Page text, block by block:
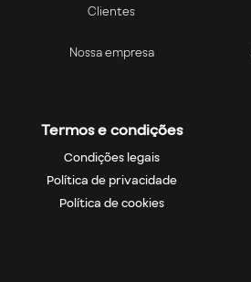
Clientes
Nossa empresa
Termos e condições
Condições legais
Política de privacidade
Política de cookies